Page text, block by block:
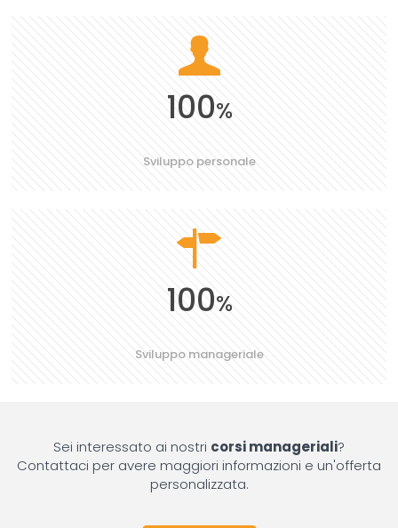
100%
Sviluppo personale
100%
Sviluppo manageriale
Sei interessato ai nostri corsi manageriali?
Contattaci per avere maggiori informazioni e un'offerta
personalizzata.